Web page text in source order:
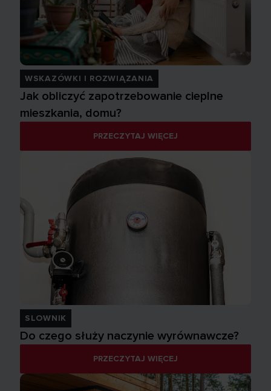
WSKAZÓWKI I ROZWIĄZANIA
Jak obliczyć zapotrzebowanie cieplne
mieszkania, domu?
PRZECZYTAJ WIĘCEJ
SLOWNIK
Do czego służy naczynie wyrównawcze?
PRZECZYTAJ WIĘCEJ